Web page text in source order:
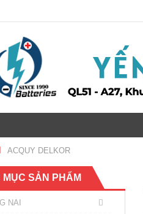
ACQUY DELKOR
MỤC SẢN PHẨM
NAI